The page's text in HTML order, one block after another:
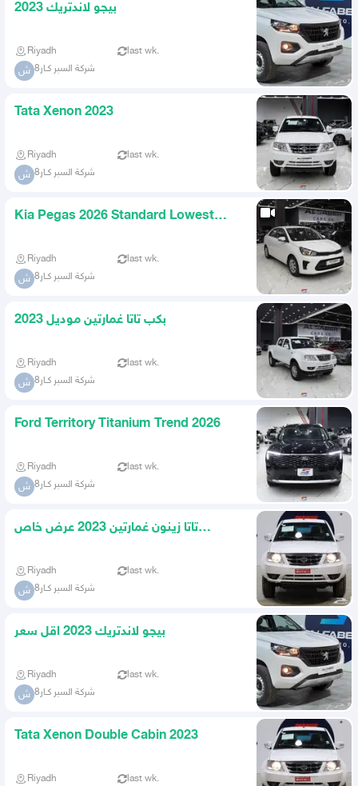
بيجو لاندتريك 2023
Riyadh last wk.
ش شركة السبر كـار8
Tata Xenon 2023
Riyadh last wk.
ش شركة السبر كـار8
Kia Pegas 2026 Standard Lowest
Riyadh last wk.
ش شركة السبر كـار8
بكب تاتا غمارتين موديل 2023
Riyadh last wk.
ش شركة السبر كـار8
Ford Territory Titanium Trend 2026
Riyadh last wk.
ش شركة السبر كـار8
تاتا زينون غمارتين 2023 عرض خاص
Riyadh last wk.
ش شركة السبر كـار8
بيجو لاندتريك 2023 اقل سعر
Riyadh last wk.
ش شركة السبر كـار8
Tata Xenon Double Cabin 2023
Riyadh last wk.